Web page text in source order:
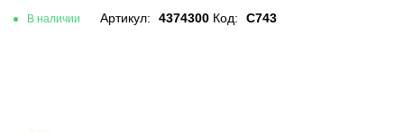
В наличии Артикул: 4374300 Код: С743